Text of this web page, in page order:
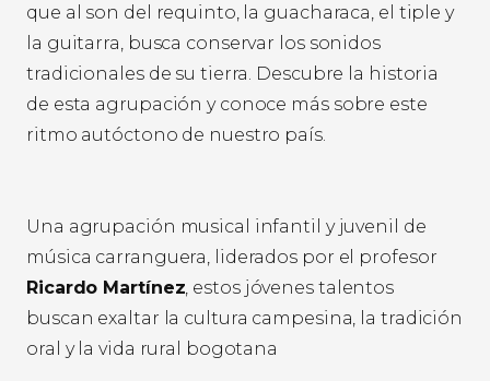
que al son del requinto, la guacharaca, el tiple y
la guitarra, busca conservar los sonidos
tradicionales de su tierra. Descubre la historia
de esta agrupación y conoce más sobre este
ritmo autóctono de nuestro país.
Una agrupación musical infantil y juvenil de
música carranguera, liderados por el profesor
Ricardo Martínez, estos jóvenes talentos
buscan exaltar la cultura campesina, la tradición
oral y la vida rural bogotana